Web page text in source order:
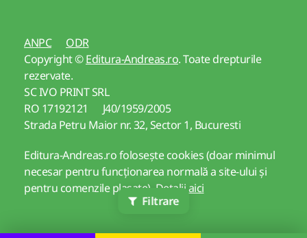
ANPC
ODR
Copyright ©Editura-Andreas.ro. Toate drepturile
rezervate.
SC IVO PRINT SRL
RO 17192121 J40/1959/2005
Strada Petru Maior nr. 32, Sector 1, Bucuresti
Editura-Andreas.ro folosește cookies (doar minimul
necesar pentru funcționarea normală a site-ului și
pentru comenzile plasate). Detalii aici
Filtrare